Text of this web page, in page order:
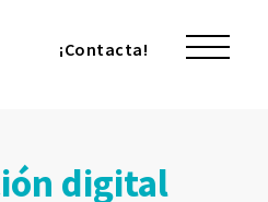
¡Contacta!
digital